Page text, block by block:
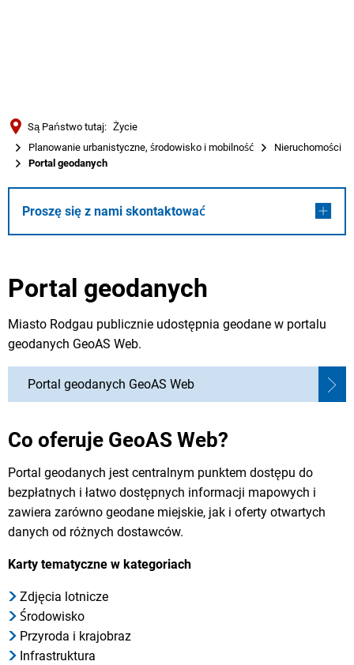
Są Państwo tutaj: Życie
Planowanie urbanistyczne, środowisko i mobilność
Nieruchomości
Portal geodanych
Proszę się z nami skontaktować
Portal geodanych
Miasto Rodgau publicznie udostępnia geodane w portalu
geodanych GeoAS Web.
Portal geodanych GeoAS Web
Co oferuje GeoAS Web?
Portal geodanych jest centralnym punktem dostępu do
bezpłatnych i łatwo dostępnych informacji mapowych i
zawiera zarówno geodane miejskie, jak i oferty otwartych
danych od różnych dostawców.
Karty tematyczne w kategoriach
Zdjęcia lotnicze
Środowisko
Przyroda i krajobraz
Infrastruktura